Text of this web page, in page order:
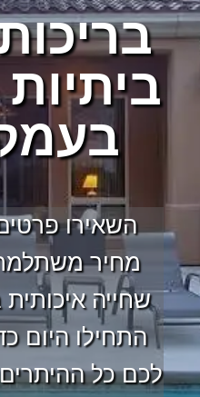
השאירו
מחיר
שחייה
התחילו היום
לכם כל ההיתרים